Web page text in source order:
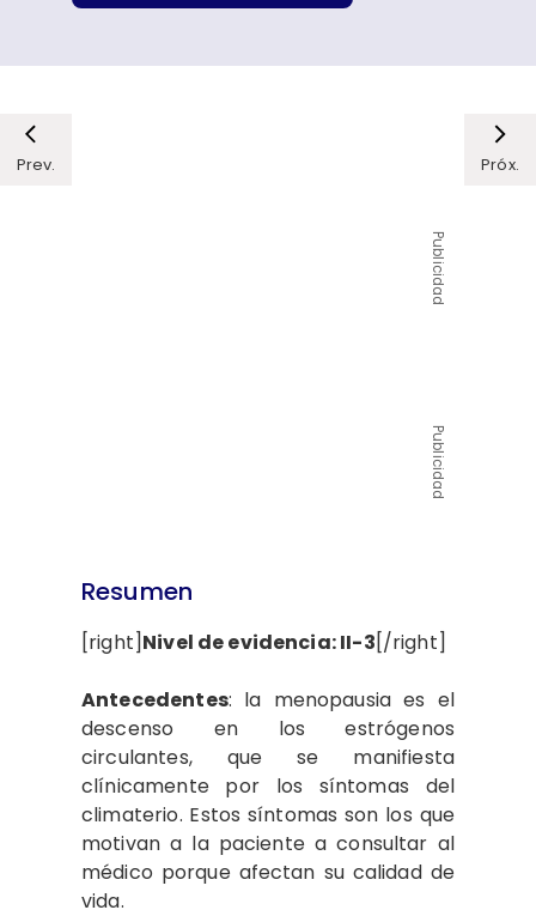
Prev. Próx.
Publicidad
Publicidad
Resumen
[right]Nivel de evidencia: II-3[/right]
Antecedentes: la menopausia es el
descenso en los estrógenos
circulantes, que se manifiesta
clínicamente por los síntomas del
climaterio. Estos síntomas son los que
motivan a la paciente a consultar al
médico porque afectan su calidad de
vida.